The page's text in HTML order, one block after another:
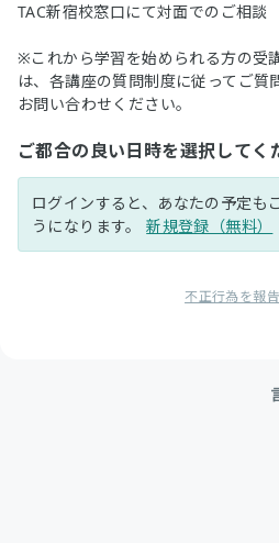
TAC新宿校窓口にて対面でのご相談
※これから学習を始められる方の受
は、各講座の質問制度に従ってご質
お問い合わせください。
ご都合の良い日時を選択してく
ログインすると、あなたの予定も
うになります。新規登録（無料）
不正行為を報